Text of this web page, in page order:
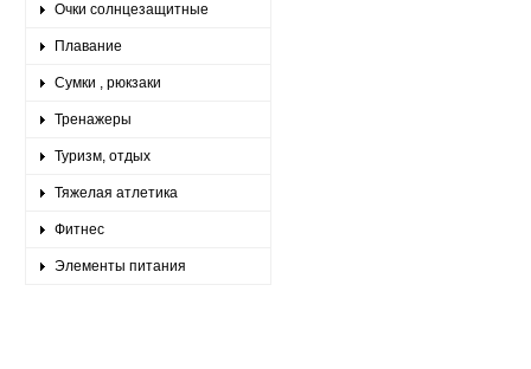
Очки солнцезащитные
Плавание
Сумки , рюкзаки
Тренажеры
Туризм, отдых
Тяжелая атлетика
Фитнес
Элементы питания